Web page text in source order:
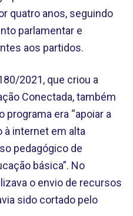
quatro anos, seguindo
parlamentar e
aos partidos.
2021, que criou a
Conectada, também
programa era “apoiar a
à internet em alta
pedagógico de
básica”. No
o envio de recursos
sido cortado pelo